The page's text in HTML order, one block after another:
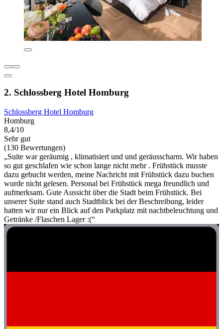
2. Schlossberg Hotel Homburg
Schlossberg Hotel Homburg
Homburg
8,4/10
Sehr gut
(130 Bewertungen)
„Suite war geräumig , klimatisiert und und geräusscharm. Wir haben
so gut geschlafen wie schon lange nicht mehr . Frühstück musste
dazu gebucht werden, meine Nachricht mit Frühstück dazu buchen
wurde nicht gelesen. Personal bei Frühstück mega freundlich und
aufmerksam. Gute Aussicht über die Stadt beim Frühstück. Bei
unserer Suite stand auch Stadtblick bei der Beschreibung, leider
hatten wir nur ein Blick auf den Parkplatz mit nachtbeleuchtung und
Getränke /Flaschen Lager :(“